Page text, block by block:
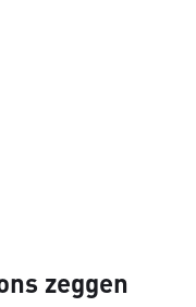
zeggen